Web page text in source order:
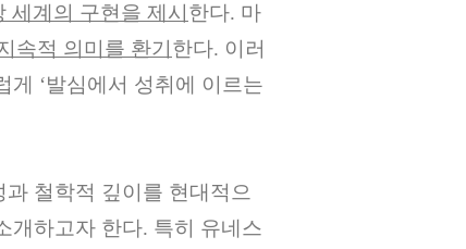
세계의 구현을 제시 한다. 마
속적 의미를 환기 한다. 이러
게 ‘발심에서 성취에 이르는
철학적 깊이를 현대적으
개하고자 한다. 특히 유네스